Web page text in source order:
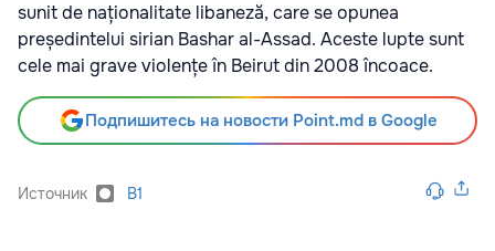
sunit de naționalitate libaneză, care se opunea
președintelui sirian Bashar al-Assad. Aceste lupte sunt
cele mai grave violențe în Beirut din 2008 încoace.
Подпишитесь на новости Point.md в Google
Источник B1